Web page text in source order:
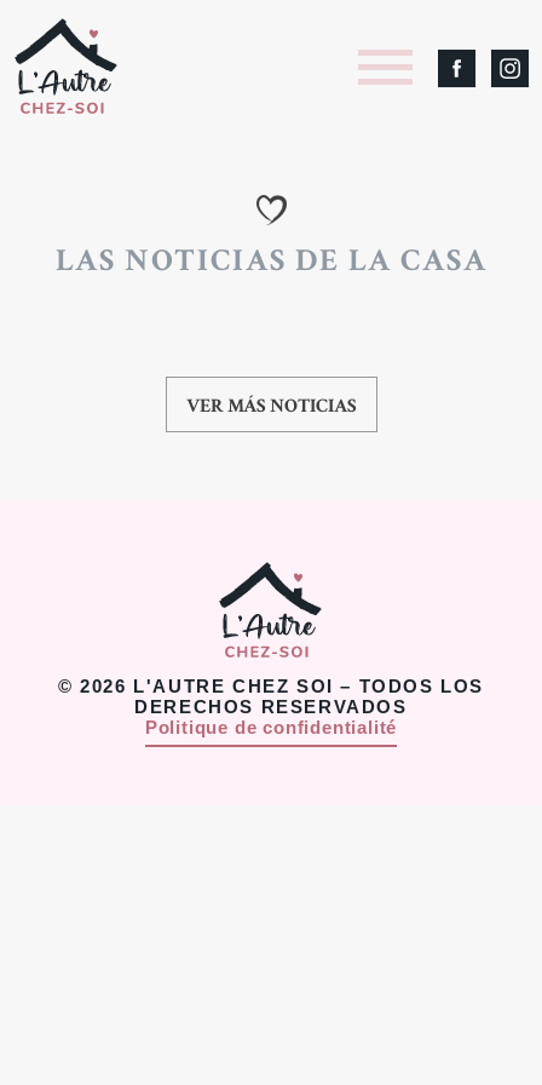
LAS NOTICIAS DE LA CASA
VER MÁS NOTICIAS
© 2026 L'AUTRE CHEZ SOI – TODOS LOS
DERECHOS RESERVADOS
Politique de confidentialité